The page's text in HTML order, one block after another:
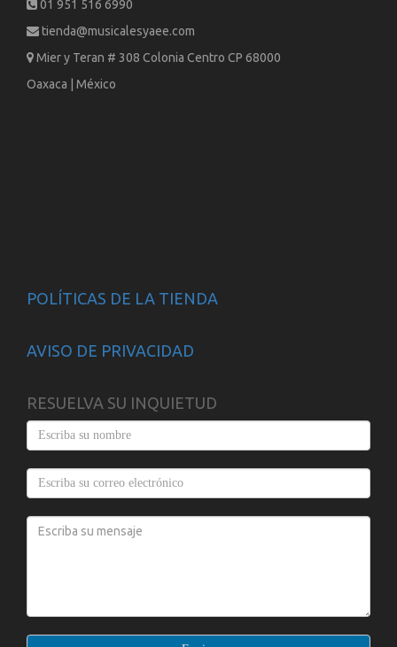
01 951 516 6990
tienda@musicalesyaee.com
Mier y Teran # 308 Colonia Centro CP 68000
Oaxaca | México
POLÍTICAS DE LA TIENDA
AVISO DE PRIVACIDAD
RESUELVA SU INQUIETUD